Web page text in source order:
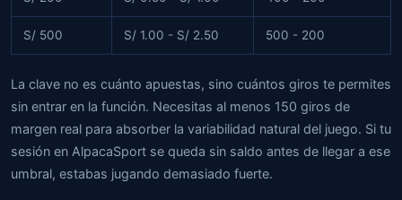
S/ 500 S/ 1.00 - S/ 2.50 500 - 200
La clave no es cuánto apuestas, sino cuántos giros te permites
sin entrar en la función. Necesitas al menos 150 giros de
margen real para absorber la variabilidad natural del juego. Si tu
sesión en AlpacaSport se queda sin saldo antes de llegar a ese
umbral, estabas jugando demasiado fuerte.